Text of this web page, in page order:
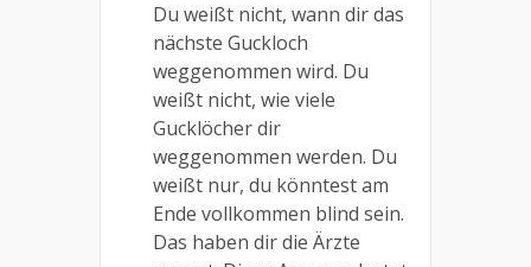
Du weißt nicht, wann dir das
nächste Guckloch
weggenommen wird. Du
weißt nicht, wie viele
Gucklöcher dir
weggenommen werden. Du
weißt nur, du könntest am
Ende vollkommen blind sein.
Das haben dir die Ärzte